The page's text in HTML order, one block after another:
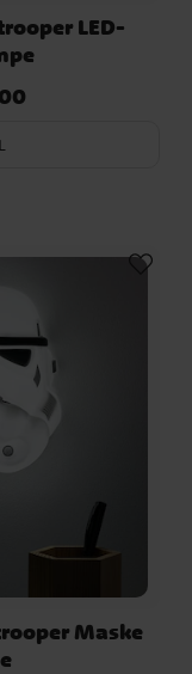
LED-
Maske